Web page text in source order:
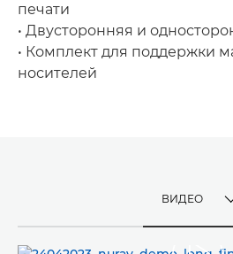
печати
• Двусторонняя и
• Комплект для поддержки
носителей
ВИДЕО